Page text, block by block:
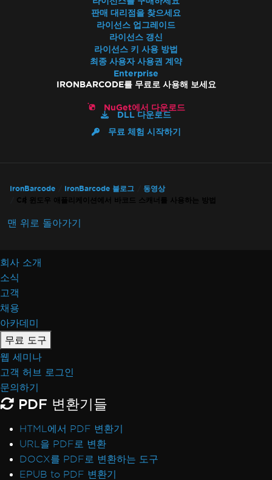
판매 대리점을 찾으세요
라이선스 업그레이드
라이선스 갱신
라이선스 키 사용 방법
최종 사용자 사용권 계약
Enterprise
IRONBARCODE를 무료로 사용해 보세요
NuGet에서 다운로드
DLL 다운로드
무료 체험 시작하기
IronBarcode IronBarcode 블로그
동영상
C# 윈도우 애플리케이션에서 바코드 스캐너를 사용하는 방법
맨 위로 돌아가기
회사 소개
소식
고객
채용
아카데미
무료 도구
웹 세미나
고객 허브 로그인
문의하기
PDF 변환기들
HTML에서 PDF 변환기
URL을 PDF로 변환
DOCX를 PDF로 변환하는 도구
EPUB to PDF 변환기